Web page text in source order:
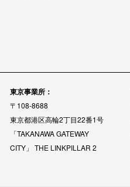
東京事業所：
〒108-8688
東京都港区高輪2丁目22番1号
「TAKANAWA GATEWAY
CITY」 THE LINKPILLAR 2